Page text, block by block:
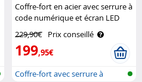
Coffre-fort en acier avec serrure à
code numérique et écran LED
229,90€ Prix conseillé
199,95€
Coffre-fort avec serrure à